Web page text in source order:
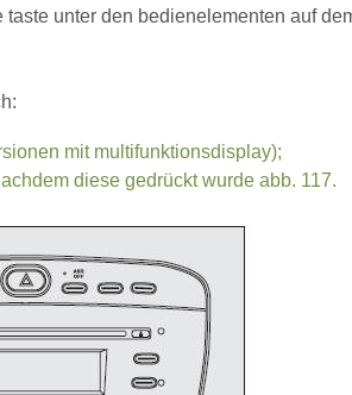
unter den bedienelementen auf
mit multifunktionsdisplay);
diese gedrückt wurde abb. 117.